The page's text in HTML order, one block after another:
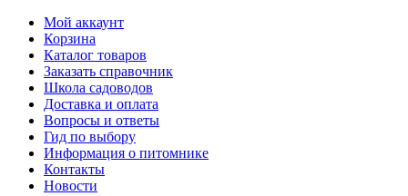
Мой аккаунт
Корзина
Каталог товаров
Заказать справочник
Школа садоводов
Доставка и оплата
Вопросы и ответы
Гид по выбору
Информация о питомнике
Контакты
Новости